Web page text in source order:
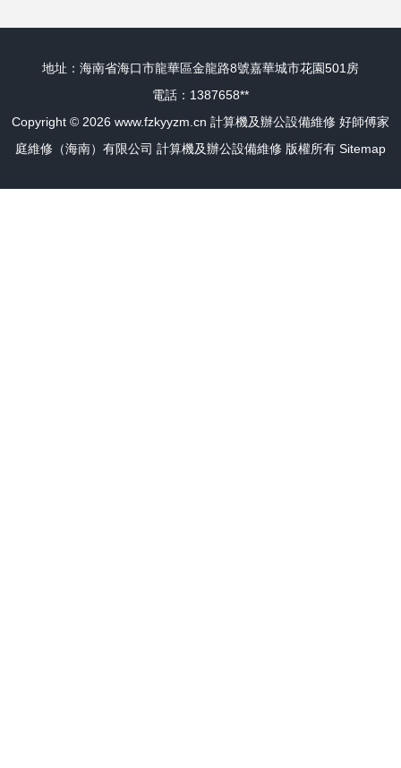
地址：海南省海口市龍華區金龍路8號嘉華城市花園501房
電話：1387658**
Copyright © 2026 www.fzkyyzm.cn 計算機及辦公設備維修 好師傅家
庭維修（海南）有限公司 計算機及辦公設備維修 版權所有 Sitemap